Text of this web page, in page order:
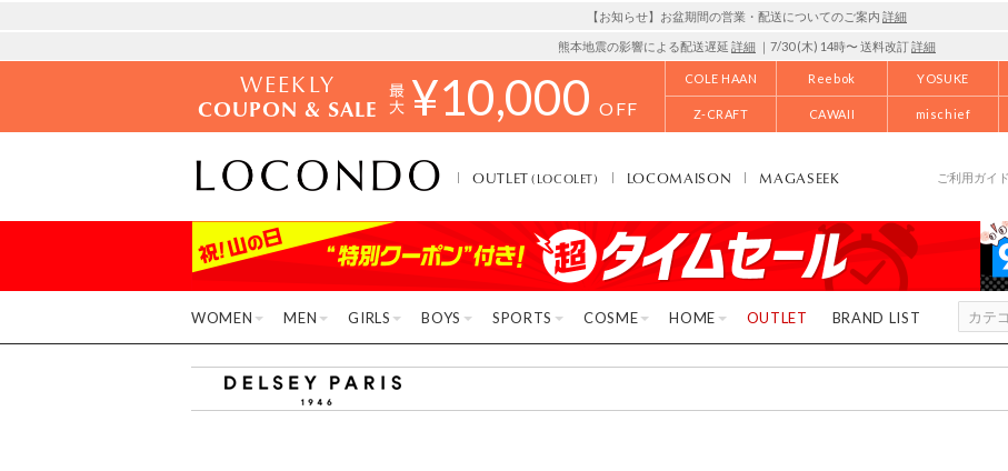
【お知らせ】お盆期間の営業・配送についてのご案内 詳細
熊本地震の影響による配送遅延 詳細 ｜7/30 (木) 14時〜 送料改訂詳細
WEEKLY
COUPON & SALE ¥10,000 OFF
COLE HAAN Reebok YOSUKE
Z-CRAFT CAWAII mischief
OUTLET(LOCOLET) LOCOMAISON MAGASEEK ご利用ガイド
WOMEN MEN GIRLS BOYS SPORTS COSME HOME OUTLET BRAND LIST